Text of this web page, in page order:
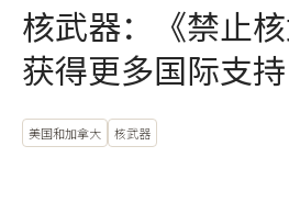
核武器：《禁止核
获得更多国际支持
美国和加拿大 核武器